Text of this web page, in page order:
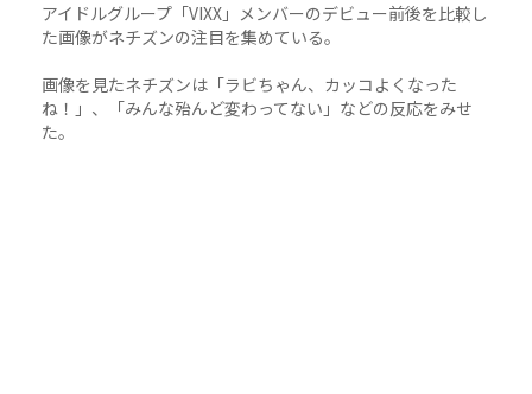
アイドルグループ「VIXX」メンバーのデビュー前後を比較し
た画像がネチズンの注目を集めている。
画像を見たネチズンは「ラビちゃん、カッコよくなった
ね！」、「みんな殆んど変わってない」などの反応をみせ
た。